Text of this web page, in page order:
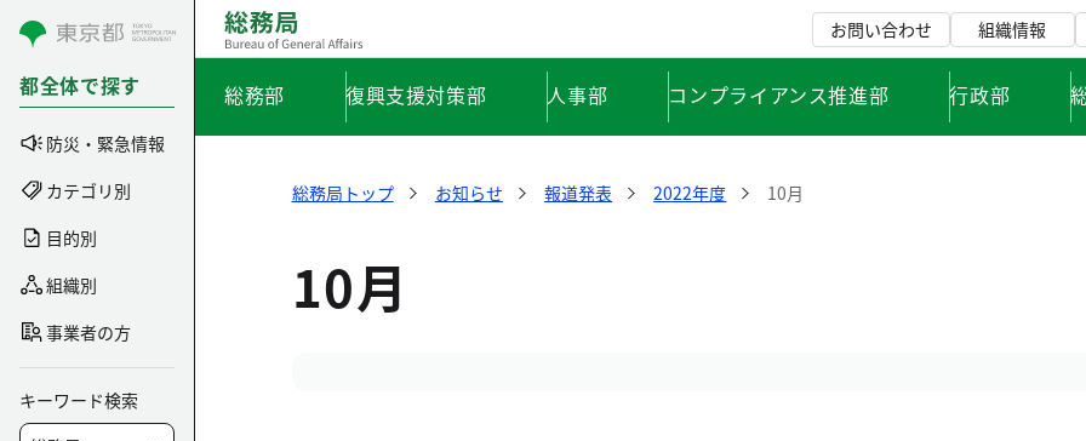
コンテンツにスキップ
都全体で探す
防災・緊急情報
カテゴリ別
目的別
組織別
事業者の方
キーワード検索
お問い合わせ 組織情報
総務部 復興支援対策部 人事部 コンプライアンス推進部 行政部
総務局トップ お知らせ 報道発表 2022年度 10月
10月